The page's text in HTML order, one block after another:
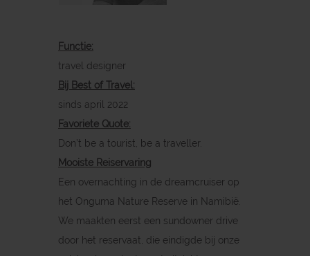
Functie:
travel designer
Bij Best of Travel:
sinds april 2022
Favoriete Quote:
Don’t be a tourist, be a traveller.
Mooiste Reiservaring
Een overnachting in de dreamcruiser op
het Onguma Nature Reserve in Namibië.
We maakten eerst een sundowner drive
door het reservaat, die eindigde bij onze